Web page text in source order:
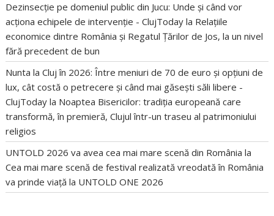
Dezinsecție pe domeniul public din Jucu: Unde și când vor
acționa echipele de intervenție - ClujToday la Relațiile
economice dintre România și Regatul Țărilor de Jos, la un nivel
fără precedent de bun
Nunta la Cluj în 2026: Între meniuri de 70 de euro și opțiuni de
lux, cât costă o petrecere și când mai găsești săli libere -
ClujToday la Noaptea Bisericilor: tradiția europeană care
transformă, în premieră, Clujul într-un traseu al patrimoniului
religios
UNTOLD 2026 va avea cea mai mare scenă din România la
Cea mai mare scenă de festival realizată vreodată în România
va prinde viață la UNTOLD ONE 2026